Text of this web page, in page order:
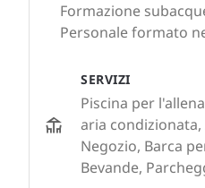
Formazione
Personale formato
SERVIZI
Piscina per
aria
Negozio, Barca
Bevande,